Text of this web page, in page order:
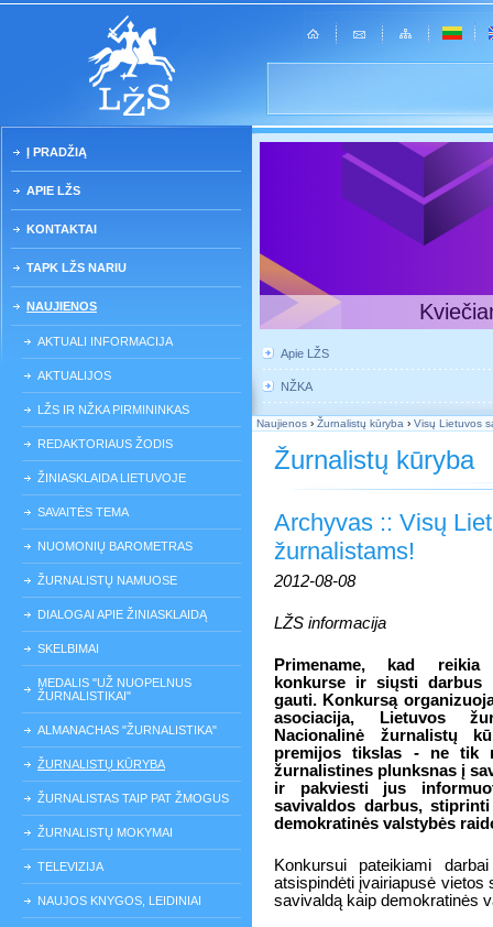
Į PRADŽIĄ
APIE LŽS
KONTAKTAI
TAPK LŽS NARIU
NAUJIENOS
AKTUALI INFORMACIJA
AKTUALIJOS
LŽS IR NŽKA PIRMININKAS
REDAKTORIAUS ŽODIS
ŽINIASKLAIDA LIETUVOJE
SAVAITĖS TEMA
NUOMONIŲ BAROMETRAS
ŽURNALISTŲ NAMUOSE
DIALOGAI APIE ŽINIASKLAIDĄ
SKELBIMAI
MEDALIS "UŽ NUOPELNUS
ŽURNALISTIKAI"
ALMANACHAS "ŽURNALISTIKA"
ŽURNALISTŲ KŪRYBA
ŽURNALISTAS TAIP PAT ŽMOGUS
ŽURNALISTŲ MOKYMAI
TELEVIZIJA
NAUJOS KNYGOS, LEIDINIAI
Apie LŽS
NŽKA
Naujienos › Žurnalistų kūryba › Visų Lietuvos
Žurnalistų kūryba
Archyvas :: Visų
žurnalistams!
2012-08-08
LŽS informacija
Primename, kad reikia
konkurse ir siųsti darbus
gauti. Konkursą
asociacija, Lietuvos
Nacionalinė žurnalistų
premijos tikslas - ne tik
žurnalistines plunksnas į
ir pakviesti jus
savivaldos darbus,
demokratinės valstybės
Konkursui pateikiami
atsispindėti įvairiapusė vietos
savivaldą kaip demokratinės